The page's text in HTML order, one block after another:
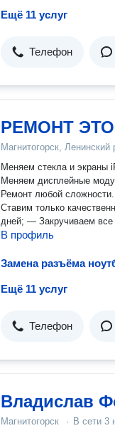
Ещё 11 услуг
Телефон
РЕМОНТ
Магнитогорск, Ленинский
Меняем стекла и экраны
Меняем дисплейные
Ремонт любой сложности. 3 причины связаться с нами сейчас: —
Ставим только
дней; — Закручиваем все
В профиль
Замена разъёма
Ещё 11 услуг
Телефон
Владислав
Магнитогорск · В сети 3